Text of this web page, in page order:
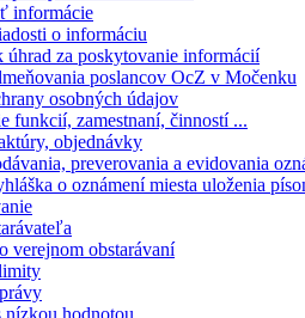
informácie
o informáciu
úhrad za poskytovanie informácií
poslancov OcZ v Močenku
osobných údajov
funkcií, zamestnaní, činností ...
objednávky
preverovania a evidovania
o oznámení miesta uloženia
verejnom obstarávaní
nízkou hodnotou